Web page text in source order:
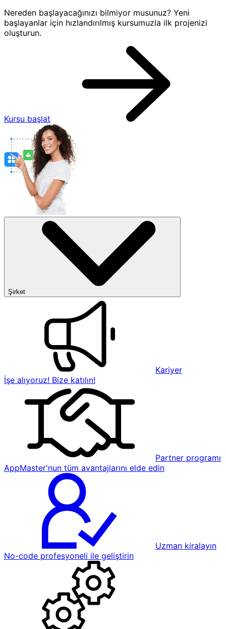
Nereden başlayacağınızı bilmiyor musunuz? Yeni
başlayanlar için hızlandırılmış kursumuzla ilk projenizi
oluşturun.
Kursu başlat
Şirket
Kariyer
İşe alıyoruz! Bize katılın!
Partner programı
AppMaster'nun tüm avantajlarını elde edin
Uzman kiralayın
No-code profesyoneli ile geliştirin